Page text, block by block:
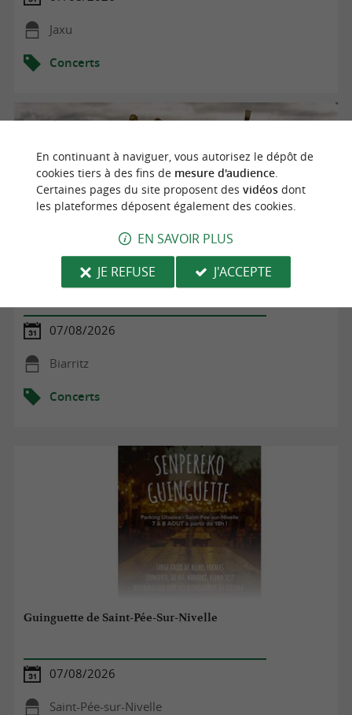
Jaxu
Concerts
Les rendez-vous musicaux au Sofitel Biarritz le Miramar
07/08/2026
Biarritz
Concerts
Guinguette de Saint-Pée-Sur-Nivelle
07/08/2026
Saint-Pée-sur-Nivelle
En continuant à naviguer, vous autorisez le dépôt de
cookies tiers à des fins de mesure d'audience.
Certaines pages du site proposent des vidéosdont
les plateformes déposent également des cookies.
EN SAVOIR PLUS
JE REFUSE
J'ACCEPTE